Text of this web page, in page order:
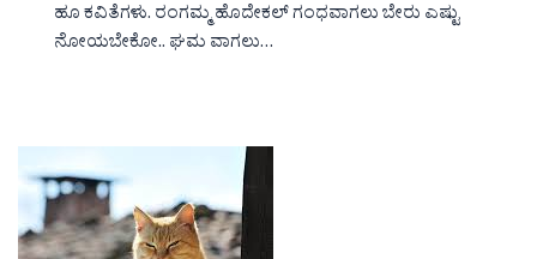
ಹೂ ಕವಿತೆಗಳು. ರಂಗಮ್ಮ ಹೊದೇಕಲ್ ಗಂಧವಾಗಲು ಬೇರು ಎಷ್ಟು
ನೋಯಬೇಕೋ.. ಘಮ ವಾಗಲು…